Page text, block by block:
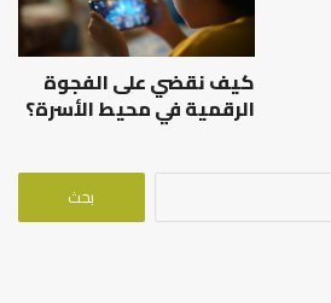
كيف نقضي على الفجوة
الرقمية في محيط الأسرة؟
البحث